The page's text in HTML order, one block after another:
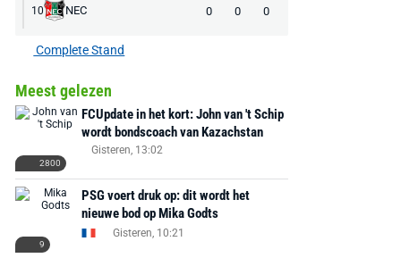
10 NEC 0 0 0
Complete Stand
Meest gelezen
2800
FCUpdate in het kort: John van 't Schip
wordt bondscoach van Kazachstan
Gisteren, 13:02
9
PSG voert druk op: dit wordt het
nieuwe bod op Mika Godts
Gisteren, 10:21